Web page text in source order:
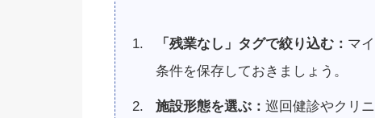
「残業なし」タグで絞り込む： マ
条件を保存しておきましょう。
施設形態を選ぶ： 巡回健診やクリ